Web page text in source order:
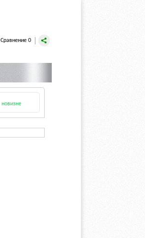
Сравнение 0
новизне